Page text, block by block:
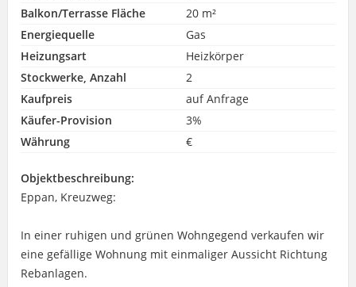
Balkon/Terrasse Fläche
20 m²
Energiequelle
Gas
Heizungsart
Heizkörper
Stockwerke, Anzahl
2
Kaufpreis
auf Anfrage
Käufer-Provision
3%
Währung
€
Objektbeschreibung:
Eppan, Kreuzweg:
In einer ruhigen und grünen Wohngegend verkaufen wir
eine gefällige Wohnung mit einmaliger Aussicht Richtung
Rebanlagen.